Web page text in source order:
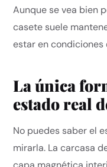
Aunque se vea bien
casete suele
estar en condiciones
La única
estado real
No puedes saber el
mirarla. La carcasa